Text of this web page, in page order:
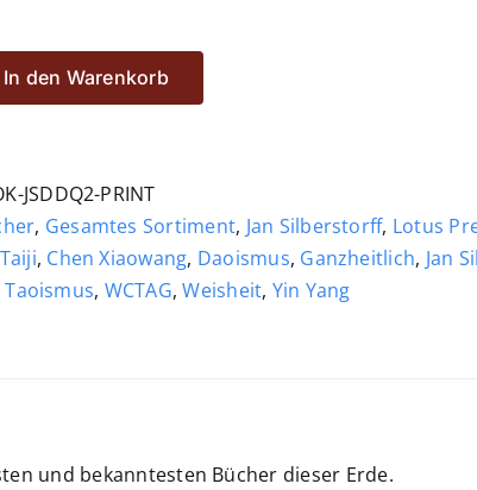
In den Warenkorb
JSDDQ2-PRINT
, Gesamtes Sortiment, Jan Silberstorff, Lotus
, Chen Xiaowang, Daoismus, Ganzheitlich, Jan
Taoismus, WCTAG,Weisheit, Yin Yang
und bekanntesten Bücher dieser Erde.